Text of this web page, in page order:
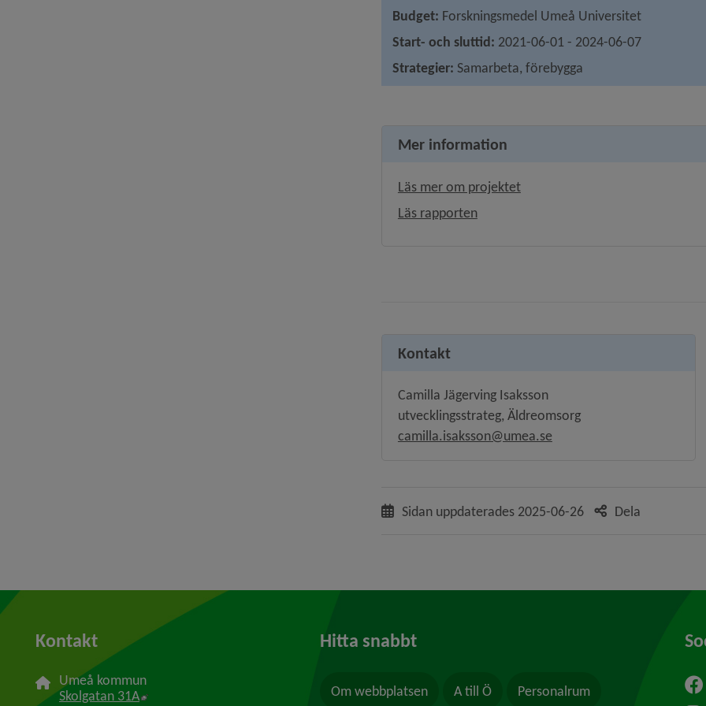
Budget: Forskningsmedel Umeå Universitet
Start- och sluttid: 2021-06-01 - 2024-06-07
Strategier: Samarbeta, förebygga
Mer information
Läs mer om projektetLänk till annan webbplats,
Läs rapporten, 16.7 MB, öppnas i nytt fönster.
Kontakt
Camilla Jägerving Isaksson
utvecklingsstrateg, Äldreomsorg
camilla.isaksson@umea.se
Sidan uppdaterades 2025-06-26 Dela
Kontakt
Umeå kommun
Skolgatan 31A Länk till annan webbplats, öppnas i nytt fönster.
Hitta snabbt
Om webbplatsen A till Ö Personalrum